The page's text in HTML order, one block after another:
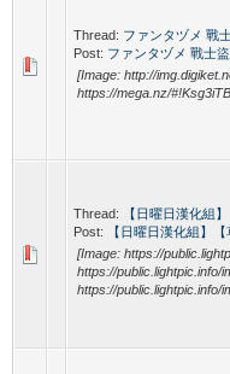
Thread: ファンタヅメ 戰
Post: ファンタヅメ 戰士
[Image: http://
https://mega.nz/
Thread:
【日曜日漢化組
Post:
【日曜日漢化組】
[Image: https://
https://public.lightpic.info/
https://public.lightpic.info/